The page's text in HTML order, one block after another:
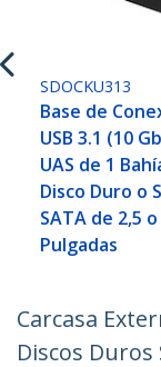
SDOCKU313
Base de
USB 3.1 (10
UAS de 1
Disco Duro o
SATA de 2,5 o
Pulgadas
Carcasa
Discos Duros